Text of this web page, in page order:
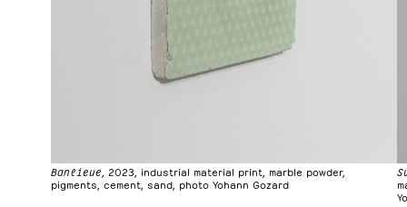
Banlieue, 2023, industrial material print, marble powder,
pigments, cement, sand, photo Yohann Gozard